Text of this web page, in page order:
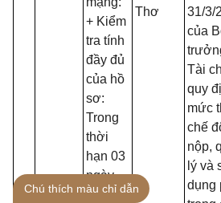
+ Kiểm
tra tính
đầy đủ
của hồ
sơ:
Trong
thời
hạn 03
ngày
làm
Thơ
31/3/
của
Tài
quy
mức
chế
nộp,
lý và
dụng
Chú thích màu chỉ dẫn